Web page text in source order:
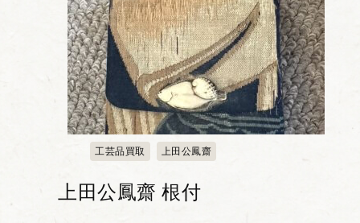
工芸品買取 上田公鳳齋
上田公鳳齋 根付